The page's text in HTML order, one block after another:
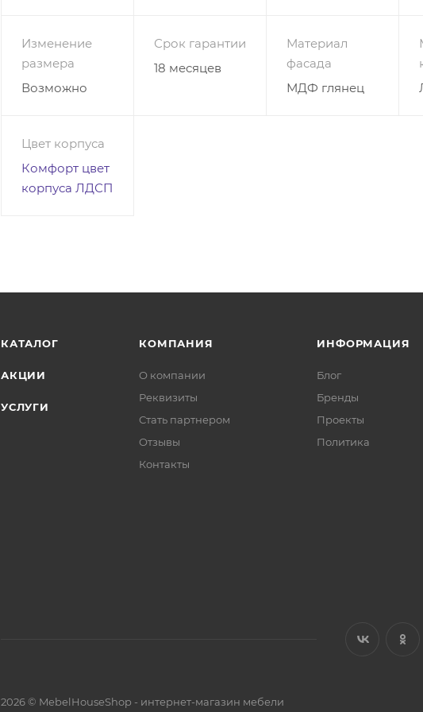
Цена за изделие указана в бесплатных цветах
Изменение
размера
Возможно
Срок гарантии
18 месяцев
Материал
фасада
МДФ глянец
Цвет корпуса
Комфорт цвет
корпуса ЛДСП
КАТАЛОГ
АКЦИИ
УСЛУГИ
КОМПАНИЯ
О компании
Реквизиты
Стать партнером
Отзывы
Контакты
ИНФОРМАЦИЯ
Блог
Бренды
Проекты
Политика
2026 © MebelHouseShop - интернет-магазин мебели